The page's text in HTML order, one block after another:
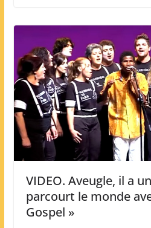
VIDEO. Aveugle, il a
parcourt le monde
Gospel »